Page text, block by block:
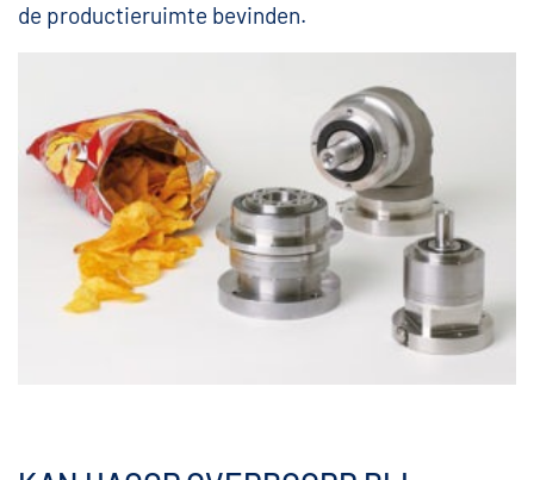
de productieruimte bevinden.